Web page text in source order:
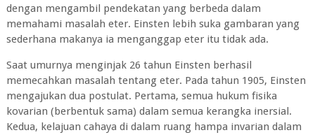
dengan mengambil pendekatan yang berbeda dalam
memahami masalah eter. Einsten lebih suka gambaran yang
sederhana makanya ia menganggap eter itu tidak ada.
Saat umurnya menginjak 26 tahun Einsten berhasil
memecahkan masalah tentang eter. Pada tahun 1905, Einsten
mengajukan dua postulat. Pertama, semua hukum fisika
kovarian (berbentuk sama) dalam semua kerangka inersial.
Kedua‚ kelajuan cahaya di dalam ruang hampa invarian dalam